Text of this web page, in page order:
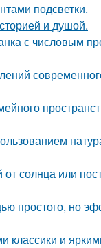
подсветки.
и душой.
с числовым
солнца или
простого, но
и